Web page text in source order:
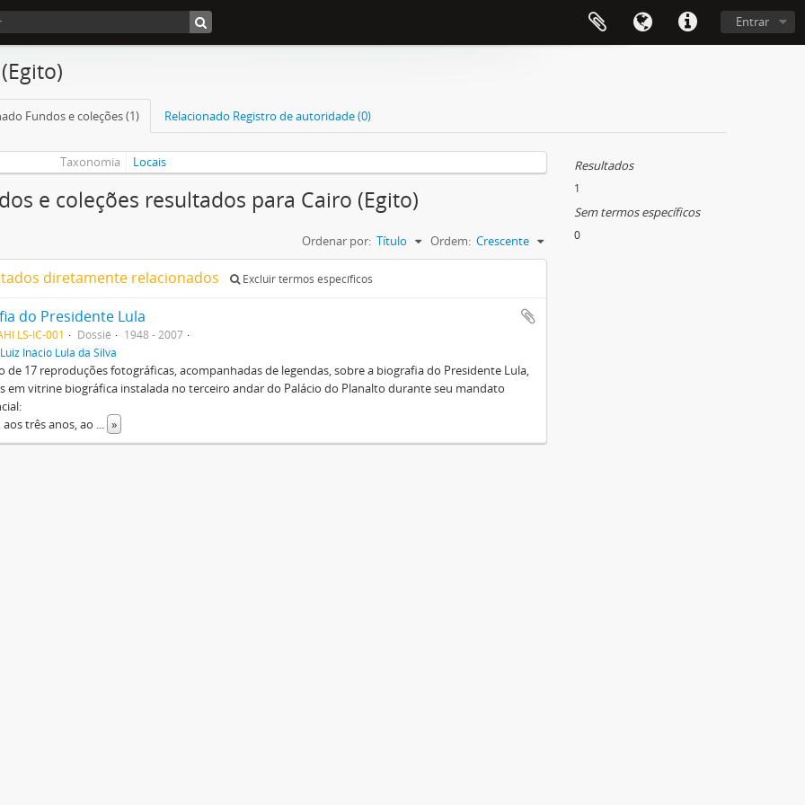
Entrar
Fundos e coleções (1) Relacionado Registro de autoridade (0)
Taxonomia Locais
e coleções resultados para Cairo (Egito)
Ordenar por: Título Ordem: Crescente
diretamente relacionados Excluir termos específicos
do Presidente Lula
LS-IC-001 Dossiê
1948 - 2007
Luiz Inácio Lula da Silva
de 17 reproduções fotográficas, acompanhadas de legendas, sobre a biografia do Presidente Lula,
em vitrine biográfica instalada no terceiro andar do Palácio do Planalto durante seu mandato
aos três anos, ao ... »
Resultados
1
Sem termos específicos
0